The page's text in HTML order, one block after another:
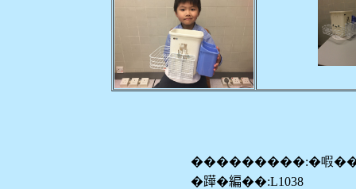
���������:�㗇
�𨅯�編��:L1038